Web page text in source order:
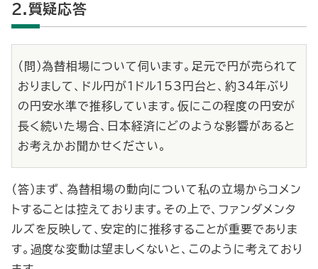
2.質疑応答
（問）為替相場について伺います。足元で円が売られて
おりまして、ドル円が１ドル153円台と、約34年ぶり
の円安水準で推移しています。仮にこの程度の円安が
長く続いた場合、日本経済にどのような影響があると
お考えかお聞かせください。
（答）まず、為替相場の動向について私の立場からコメン
トすることは控えております。その上で、ファンダメンタ
ルズを反映して、安定的に推移することが重要でありま
す。過度な変動は望ましくないと、このように考えており